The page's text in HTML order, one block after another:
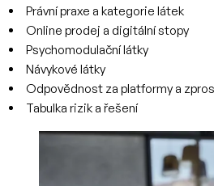
Právní praxe a kategorie látek
Online prodej a digitální stopy
Psychomodulační látky
Návykové látky
Odpovědnost za platformy a
Tabulka rizik a řešení